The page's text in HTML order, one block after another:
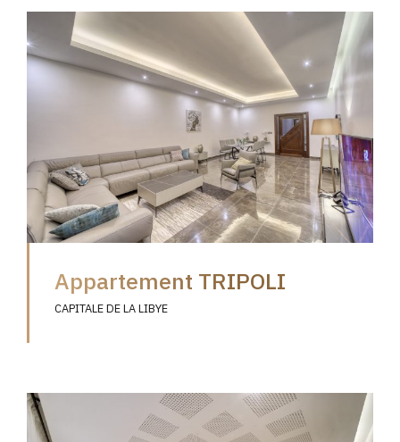
Appartement TRIPOLI
CAPITALE DE LA LIBYE